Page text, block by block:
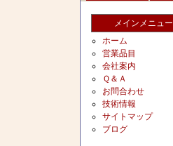
メインメニュー
ホーム
営業品目
会社案内
Ｑ＆Ａ
お問合わせ
技術情報
サイトマップ
ブログ